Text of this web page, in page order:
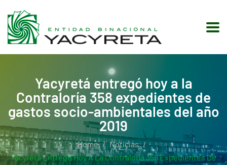
Yacyretá entregó hoy a la
Contraloría 358 expedientes de
gastos socio-ambientales del año
2019
Home
Noticias
Yacyretá Entregó Hoy A La Contraloría 358 Expedientes De